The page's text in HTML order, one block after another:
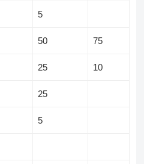
5
50 75
25 10
25
5